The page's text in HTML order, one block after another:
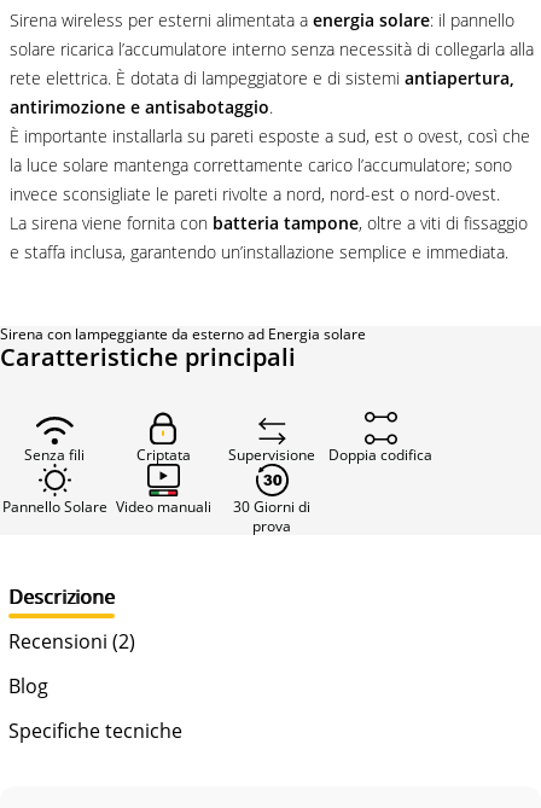
Sirena wireless per esterni alimentata a energia solare: il pannello
solare ricarica l’accumulatore interno senza necessità di collegarla alla
rete elettrica. È dotata di lampeggiatore e di sistemi antiapertura,
antirimozione e antisabotaggio.
È importante installarla su pareti esposte a sud, est o ovest, così che
la luce solare mantenga correttamente carico l’accumulatore; sono
invece sconsigliate le pareti rivolte a nord, nord-est o nord-ovest.
La sirena viene fornita con batteria tampone, oltre a viti di fissaggio
e staffa inclusa, garantendo un’installazione semplice e immediata.
Sirena con lampeggiante da esterno ad Energia solare
Caratteristiche principali
Senza fili Criptata Supervisione Doppia codifica
Pannello Solare Video manuali
30 Giorni di
prova
Descrizione
Recensioni (2)
Blog
Specifiche tecniche